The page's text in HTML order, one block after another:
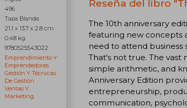
496
Tapa Blanda
21.1 x 13.7 x 2.8 cm
0.48 kg.
9780525543022
Emprendimiento Y
Emprendedores
Gestión Y Técnicas
De Gestión
Ventas Y
Marketing
Reseña del libro
The 10th anniversary
featuring new concepts
need to attend business
That's not true. The
simple arithmetic, and
Anniversary Edition
entrepreneurship,
communication,